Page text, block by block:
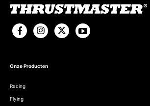
Onze Producten
Racing
Flying